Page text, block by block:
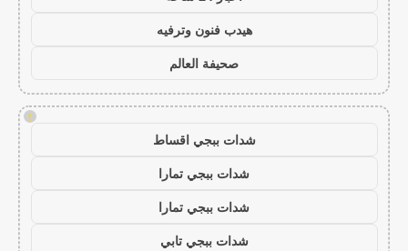
هيدب فنون وترفيه
صحيفة العالم
!
شدات ببجي اقساط
شدات ببجي تمارا
شدات ببجي تمارا
شدات ببجي تابي